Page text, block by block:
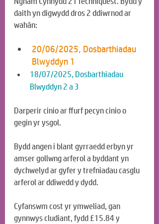
daith yn digwydd dros 2 ddiwrnod ar
wahân:
20/06/2025, Dosbarthiadau
Blwyddyn 1
18/07/2025, Dosbarthiadau
Blwyddyn 2 a 3
Darperir cinio ar ffurf pecyn cinio o
gegin yr ysgol.
Bydd angen i blant gyrraedd erbyn yr
amser gollwng arferol a byddant yn
dychwelyd ar gyfer y trefniadau casglu
arferol ar ddiwedd y dydd.
Cyfanswm cost yr ymweliad, gan
gynnwys cludiant, fydd £15.84 y